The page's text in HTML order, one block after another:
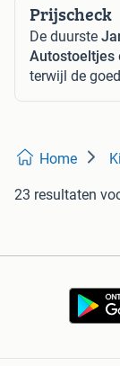
Prijscheck
De duurste
Autostoeltjes
terwijl de
Home
23 resultaten